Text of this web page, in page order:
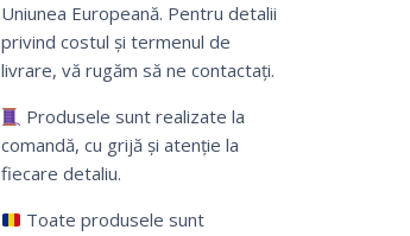
Uniunea Europeană. Pentru detalii
privind costul și termenul de
livrare, vă rugăm să ne contactați.
Produsele sunt realizate la
comandă, cu grijă și atenție la
fiecare detaliu.
Toate produsele sunt